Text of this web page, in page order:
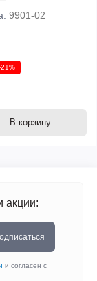
9901-02
21%
В корзину
акции:
и согласен с